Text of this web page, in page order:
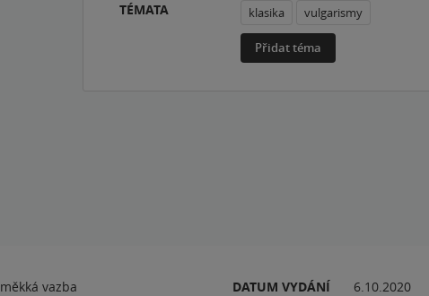
TÉMATA
klasika vulgarismy
Přidat téma
měkká vazba
DATUM VYDÁNÍ
6.10.2020